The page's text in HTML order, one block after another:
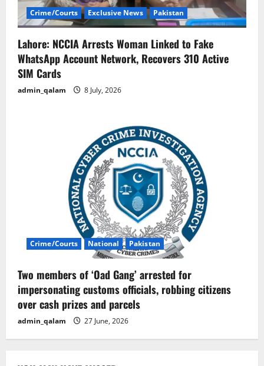
Crime/Courts Exclusive News Pakistan
Lahore: NCCIA Arrests Woman Linked to Fake
WhatsApp Account Network, Recovers 310 Active
SIM Cards
admin_qalam 8 July, 2026
Crime/Courts National Pakistan
Two members of ‘Oad Gang’ arrested for
impersonating customs officials, robbing citizens
over cash prizes and parcels
admin_qalam 27 June, 2026